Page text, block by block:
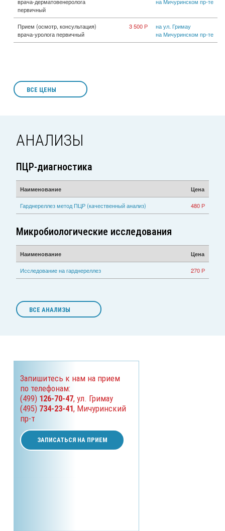
врача-дерматовенеролога
первичный
на Мичуринском пр-те
Прием (осмотр, консультация)
врача-уролога первичный
3 500 Р
на ул. Гримау
на Мичуринском пр-те
ВСЕ ЦЕНЫ
АНАЛИЗЫ
ПЦР-диагностика
Наименование Цена
Гарднереллез метод ПЦР (качественный анализ) 480 Р
Микробиологические исследования
Наименование Цена
Исследование на гарднереллез 270 Р
ВСЕ АНАЛИЗЫ
Запишитесь к нам на прием
по телефонам:
(499) 126-70-47, ул. Гримау
(495) 734-23-41, Мичуринский
пр-т
ЗАПИСАТЬСЯ НА ПРИЕМ